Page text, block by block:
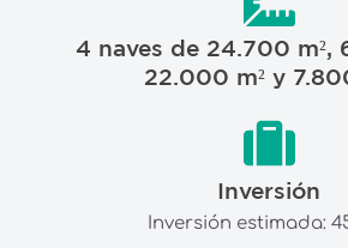
4 naves de 24.700 m²,
22.000 m² y
Inversión
Inversión estimada: